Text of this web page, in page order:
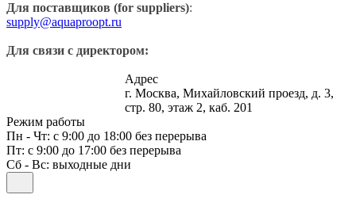
Для поставщиков (for suppliers):
supply@aquaproopt.ru
Для связи с директором:
Адрес
г. Москва, Михайловский проезд, д. 3,
стр. 80, этаж 2, каб. 201
Режим работы
Пн - Чт: с 9:00 до 18:00 без перерыва
Пт: с 9:00 до 17:00 без перерыва
Сб - Вс: выходные дни